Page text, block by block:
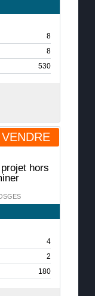
8
8
530
hors
4
2
180